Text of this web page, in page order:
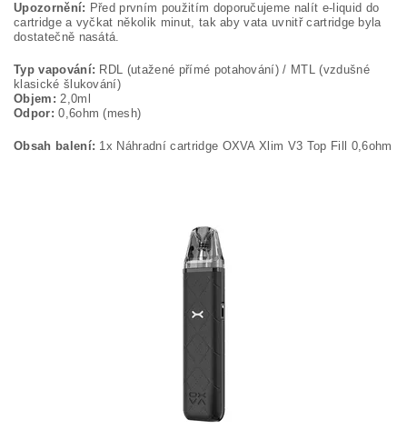
Upozornění: Před prvním použitím doporučujeme nalít e-liquid do
cartridge a vyčkat několik minut, tak aby vata uvnitř cartridge byla
dostatečně nasátá.
Typ vapování: RDL (utažené přímé potahování) / MTL (vzdušné
klasické šlukování)
Objem: 2,0ml
Odpor: 0,6ohm (mesh)
Obsah balení: 1x Náhradní cartridge OXVA Xlim V3 Top Fill 0,6ohm